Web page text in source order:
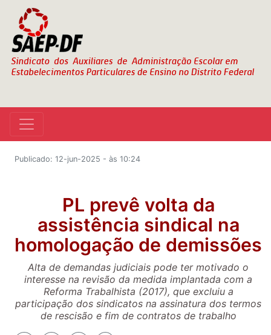
Publicado: 12-jun-2025 - às 10:24
PL prevê volta da
assistência sindical na
homologação de demissões
Alta de demandas judiciais pode ter motivado o
interesse na revisão da medida implantada com a
Reforma Trabalhista (2017), que excluiu a
participação dos sindicatos na assinatura dos termos
de rescisão e fim de contratos de trabalho